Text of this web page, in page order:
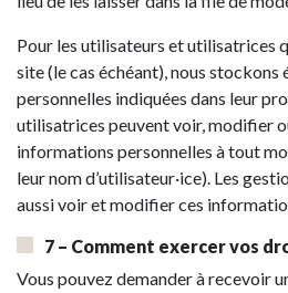
Pour les utilisateurs et utilisatrices
site (le cas échéant), nous stockons
personnelles indiquées dans leur
utilisatrices peuvent voir, modifier
informations personnelles à tout
leur nom d’utilisateur·ice). Les
aussi voir et modifier ces
7 – Comment exercer vos
Vous pouvez demander à recevoir